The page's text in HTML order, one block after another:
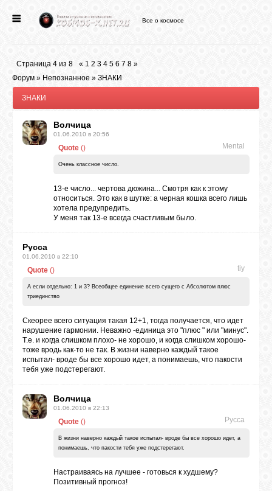
ФОРУМ
СВЯЗЬ
ВХОД
Все о космосе
Страница 4 из 8 « 1 2 3 4 5 6 7 8 »
Форум » Непознанное » ЗНАКИ
ЗНАКИ
Волчица
01.06.2010 в 20:56
Quote ( Mental
)
Очень классное число.
13-е число... чертова дюжина... Смотря как к этому
относиться. Это как в шутке: а черная кошка всего лишь
хотела предупредить.
У меня так 13-е всегда счастливым было.
Русса
01.06.2010 в 22:10
Quote ( tiy
)
А если отдельно: 1 и 3? Всеобщее единение всего сущего с Абсолютом плюс
триединство
Скеорее всего ситуация такая 12+1, тогда получается, что идет
нарушение гармонии. Неважно -единица это "плюс " или "минус".
Т.е. и когда слишком плохо- не хорошо, и когда слишком хорошо-
тоже вродь как-то не так. В жизни наверно каждый такое
испытал- вроде бы все хорошо идет, а понимаешь, что пакости
тебя уже подстерегают.
Волчица
01.06.2010 в 22:13
Quote ( Русса
)
В жизни наверно каждый такое испытал- вроде бы все хорошо идет, а
понимаешь, что пакости тебя уже подстерегают.
Настраиваясь на лучшее - готовься к худшему?
Позитивный прогноз!